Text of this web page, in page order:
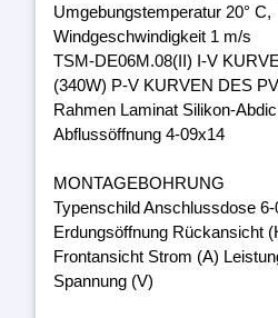
Umgebungstemperatur 20° C,
Windgeschwindigkeit 1 m/s
TSM-DE06M.08(II) I-V
(340W) P-V KURVEN DES
Rahmen Laminat Silikon-
Abflussöffnung 4-09x14
MONTAGEBOHRUNG
Typenschild Anschlussdose 6-
Erdungsöffnung Rückansicht
Frontansicht Strom (A)
Spannung (V)